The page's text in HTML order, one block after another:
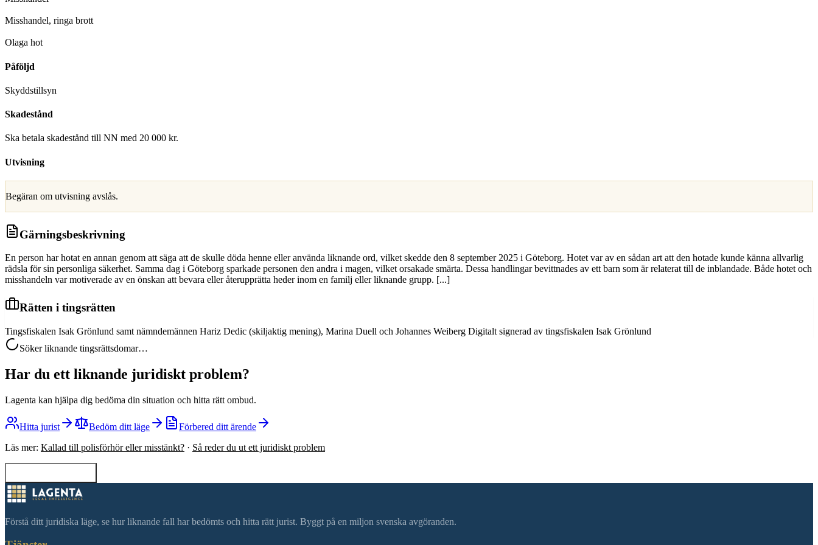
Misshandel, ringa brott
Olaga hot
Påföljd
Skyddstillsyn
Skadestånd
Ska betala skadestånd till NN med 20 000 kr.
Utvisning
Begäran om utvisning avslås.
Gärningsbeskrivning
En person har hotat en annan genom att säga att de skulle döda henne eller använda liknande ord, vilket skedde den 8 september 2025 i Göteborg. Hotet var av en sådan art att den hotade kunde känna allvarlig
rädsla för sin personliga säkerhet. Samma dag i Göteborg sparkade personen den andra i magen, vilket orsakade smärta. Dessa handlingar bevittnades av ett barn som är relaterat till de inblandade. Både hotet och
misshandeln var motiverade av en önskan att bevara eller återupprätta heder inom en familj eller liknande grupp. [...]
Rätten i tingsrätten
Tingsfiskalen Isak Grönlund samt nämndemännen Hariz Dedic (skiljaktig mening), Marina Duell och Johannes Weiberg Digitalt signerad av tingsfiskalen Isak Grönlund
Söker liknande tingsrättsdomar…
Har du ett liknande juridiskt problem?
Lagenta kan hjälpa dig bedöma din situation och hitta rätt ombud.
Hitta jurist Bedöm ditt läge
Förbered ditt ärende
Läs mer: Kallad till polisförhör eller misstänkt? · Så reder du ut ett juridiskt problem
Förstå ditt juridiska läge, se hur liknande fall har bedömts och hitta rätt jurist. Byggt på en miljon svenska avgöranden.